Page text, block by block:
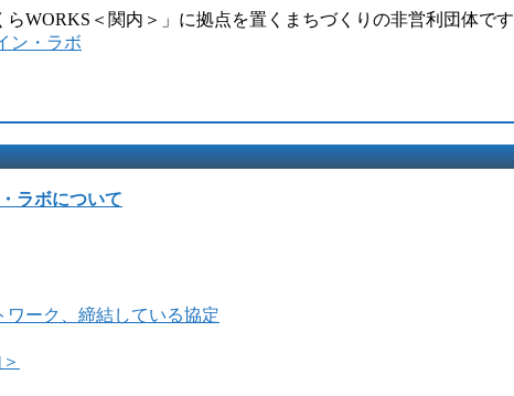
WORKS＜関内＞」に拠点を置くまちづくりの非営利団体です
ン・ラボ
ラボについて
ワーク、締結している協定